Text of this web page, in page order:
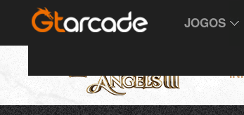
JOGOS